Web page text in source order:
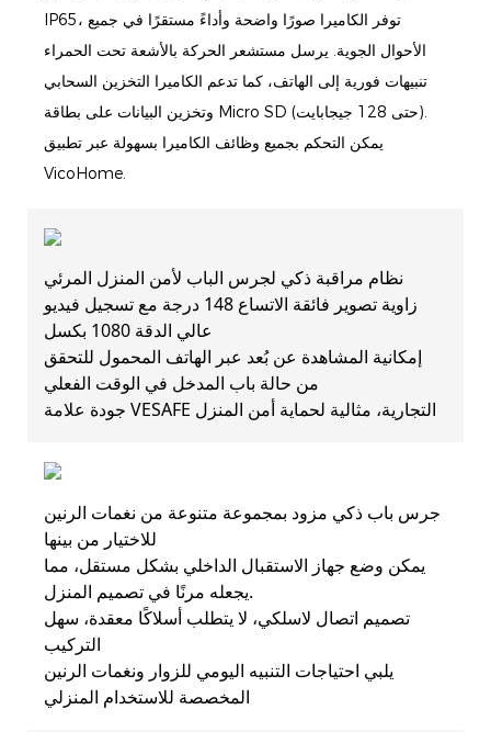
IP65، توفر الكاميرا صورًا واضحة وأداءً مستقرًا في جميع
الأحوال الجوية. يرسل مستشعر الحركة بالأشعة تحت الحمراء
تنبيهات فورية إلى الهاتف، كما تدعم الكاميرا التخزين السحابي
وتخزين البيانات على بطاقة Micro SD (حتى 128 جيجابايت).
يمكن التحكم بجميع وظائف الكاميرا بسهولة عبر تطبيق
VicoHome.
نظام مراقبة ذكي لجرس الباب لأمن المنزل المرئي
زاوية تصوير فائقة الاتساع 148 درجة مع تسجيل فيديو
عالي الدقة 1080 بكسل
إمكانية المشاهدة عن بُعد عبر الهاتف المحمول للتحقق
من حالة باب المدخل في الوقت الفعلي
جودة علامة VESAFE التجارية، مثالية لحماية أمن المنزل
جرس باب ذكي مزود بمجموعة متنوعة من نغمات الرنين
للاختيار من بينها
يمكن وضع جهاز الاستقبال الداخلي بشكل مستقل، مما
يجعله مرنًا في تصميم المنزل.
تصميم اتصال لاسلكي، لا يتطلب أسلاكًا معقدة، سهل
التركيب
يلبي احتياجات التنبيه اليومي للزوار ونغمات الرنين
المخصصة للاستخدام المنزلي